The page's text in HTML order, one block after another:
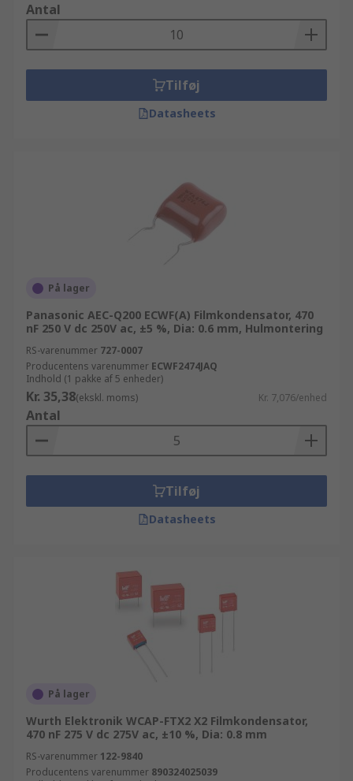
Antal
Tilføj
Datasheets
På lager
Panasonic AEC-Q200 ECWF(A) Filmkondensator, 470
nF 250 V dc 250V ac, ±5 %, Dia: 0.6 mm, Hulmontering
RS-varenummer 727-0007
Producentens varenummer ECWF2474JAQ
Indhold (1 pakke af 5 enheder)
Kr. 35,38(ekskl. moms) Kr. 7,076/enhed
Antal
Tilføj
Datasheets
På lager
Wurth Elektronik WCAP-FTX2 X2 Filmkondensator,
470 nF 275 V dc 275V ac, ±10 %, Dia: 0.8 mm
RS-varenummer 122-9840
Producentens varenummer 890324025039